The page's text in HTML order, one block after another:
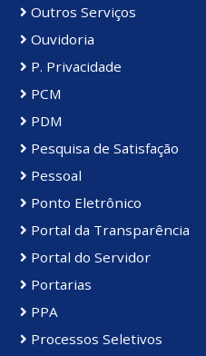
Outros Serviços
Ouvidoria
P. Privacidade
PCM
PDM
Pesquisa de Satisfação
Pessoal
Ponto Eletrônico
Portal da Transparência
Portal do Servidor
Portarias
PPA
Processos Seletivos